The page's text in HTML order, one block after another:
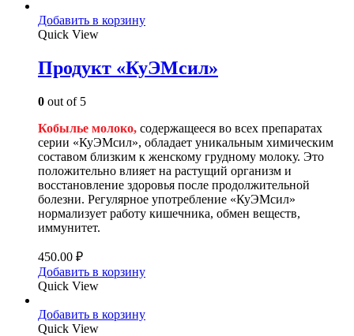
Добавить в корзину
Quick View
Продукт «КуЭМсил»
0 out of 5
Кобылье молоко, содержащееся во всех препаратах
серии «КуЭМсил», обладает уникальным химическим
составом близким к женскому грудному молоку. Это
положительно влияет на растущий организм и
восстановление здоровья после продолжительной
болезни. Регулярное употребление «КуЭМсил»
нормализует работу кишечника, обмен веществ,
иммунитет.
450.00 ₽
Добавить в корзину
Quick View
Добавить в корзину
Quick View